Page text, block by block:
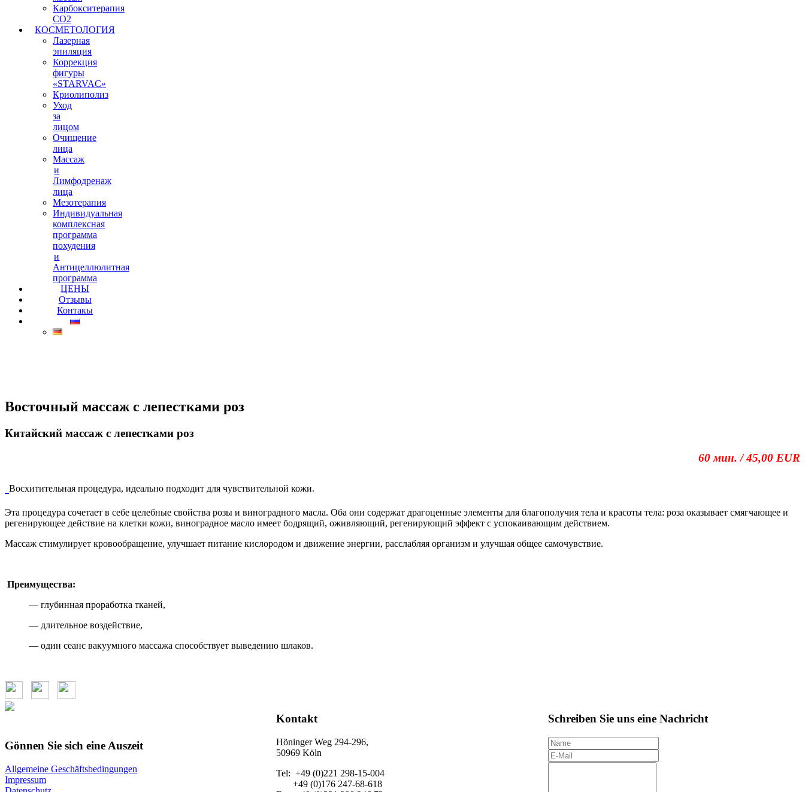
Карбокситерапия
СО2
КОСМЕТОЛОГИЯ
Лазерная
эпиляция
Коррекция
фигуры
«STARVAС»
Криолиполиз
Уход
за
лицом
Очищение
лица
Массаж
и
Лимфодренаж
лица
Мезотерапия
Индивидуальная
комплексная
программа
похудения
и
Антицеллюлитная
программа
ЦЕНЫ
Отзывы
Контакы
Восточный массаж с лепестками роз
Китайский массаж с лепестками роз
60 мин. / 45,00 EUR
Восхитительная процедура, идеально подходит для чувствительной кожи.
Эта процедура сочетает в себе целебные свойства розы и виноградного масла. Оба они содержат драгоценные элементы для благополучия тела и красоты тела: роза оказывает смягчающее и
регенирующее действие на клетки кожи, виноградное масло имеет бодрящий, оживляющий, регенирующий эффект с успокаивающим действием.
Массаж стимулирует кровообращение, улучшает питание кислородом и движение энергии, расслабляя организм и улучшая общее самочувствие.
Преимущества:
— глубинная проработка тканей,
— длительное воздействие,
— один сеанс вакуумного массажа способствует выведению шлаков.
Gönnen Sie sich eine Auszeit
Allgemeine Geschäftsbedingungen
Impressum
Kontakt
Höninger Weg 294-296,
50969 Köln
Tel: +49 (0)221 298-15-004
+49 (0)176 247-68-618
Schreiben Sie uns eine Nachricht
N
a
m
E
-